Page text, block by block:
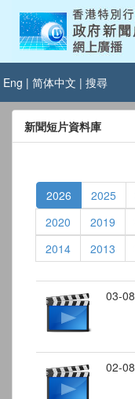
Eng | 简体中文 | 搜尋
新聞短片資料庫
2026 2025
2020
2019
2014
2013
03-
02-